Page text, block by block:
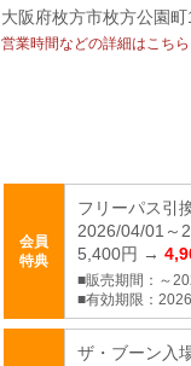
大阪府枚方市枚方公園町
営業時間などの詳細はこちら
会員
特典
フリーパス引
2026/04/01～
5,400円 →
■販売期間：～
■有効期限：
ザ・ブーン入